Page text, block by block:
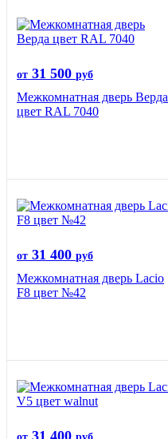
от 31 500 руб
Межкомнатная дверь Верда
цвет RAL 7040
от 31 400 руб
Межкомнатная дверь Lacio
F8 цвет №42